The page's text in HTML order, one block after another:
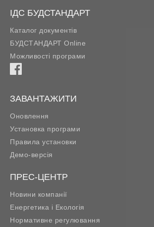
ІДС БУДСТАНДАРТ
Каталог документів
БУДСТАНДАРТ Online
Можливості програми
ЗАВАНТАЖИТИ
Оновлення
Установка програми
Правила установки
Демо-версія
ПРЕС-ЦЕНТР
Новини компанії
Енергетика і Екологія
Нормативне регулювання